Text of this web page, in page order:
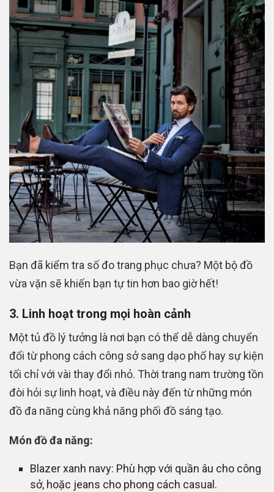
Bạn đã kiểm tra số đo trang phục chưa? Một bộ đồ
vừa vặn sẽ khiến bạn tự tin hơn bao giờ hết!
3. Linh hoạt trong mọi hoàn cảnh
Một tủ đồ lý tưởng là nơi bạn có thể dễ dàng chuyển
đổi từ phong cách công sở sang dạo phố hay sự kiện
tối chỉ với vài thay đổi nhỏ. Thời trang nam trường tồn
đòi hỏi sự linh hoạt, và điều này đến từ những món
đồ đa năng cùng khả năng phối đồ sáng tạo.
Món đồ đa năng:
Blazer xanh navy: Phù hợp với quần âu cho công
sở, hoặc jeans cho phong cách casual.